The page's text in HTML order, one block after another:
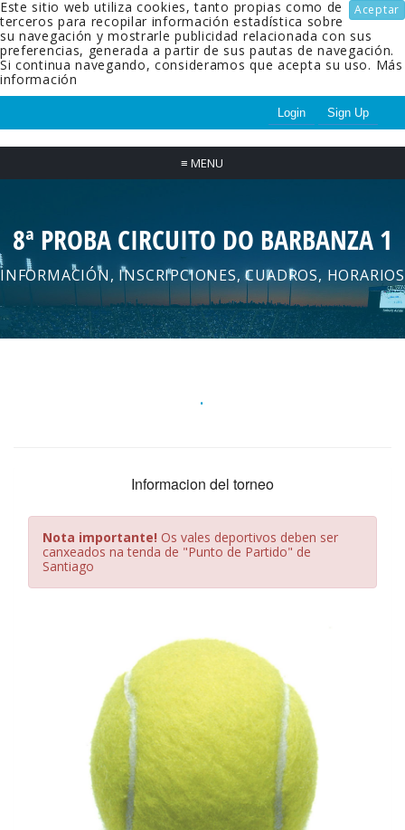
Aceptar
Este sitio web utiliza cookies, tanto propias como de
terceros para recopilar información estadística sobre
su navegación y mostrarle publicidad relacionada con sus
preferencias, generada a partir de sus pautas de navegación.
Si continua navegando, consideramos que acepta su uso. Más
información
Login Sign Up
≡ MENU
8ª PROBA CIRCUITO DO BARBANZA 1
INFORMACIÓN, INSCRIPCIONES, CUADROS, HORARIOS
.
Informacion del torneo
Nota importante! Os vales deportivos deben ser
canxeados na tenda de "Punto de Partido" de
Santiago